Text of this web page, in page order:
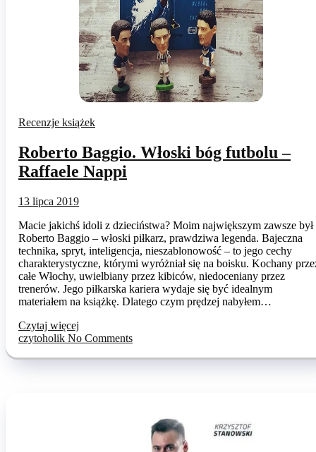
Recenzje książek
Roberto Baggio. Włoski bóg futbolu –
Raffaele Nappi
13 lipca 2019
Macie jakichś idoli z dzieciństwa? Moim największym zawsze był
Roberto Baggio – włoski piłkarz, prawdziwa legenda. Bajeczna
technika, spryt, inteligencja, nieszablonowość – to jego cechy
charakterystyczne, którymi wyróżniał się na boisku. Kochany
całe Włochy, uwielbiany przez kibiców, niedoceniany przez
trenerów. Jego piłkarska kariera wydaje się być idealnym
materiałem na książkę. Dlatego czym prędzej nabyłem…
Czytaj więcej
czytoholik No Comments